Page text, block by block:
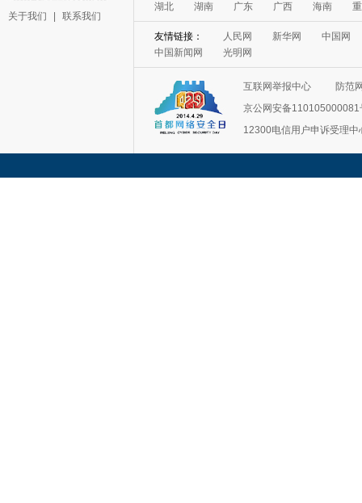
关于我们 联系我们
湖北
湖南 广东 广西 海南
友情链接： 人民网 新华网
中国网
中国新闻网
光明网
互联网举报中心
防范
京公网安备110105000081
12300电信用户申诉受理中